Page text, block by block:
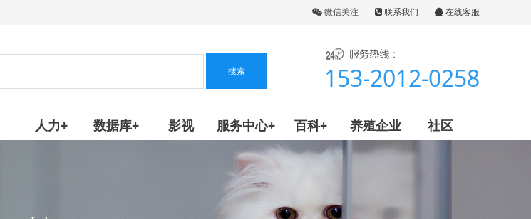
微信关注 联系我们 在线客服
153-2012-0258
人力+ 数据库+ 影视 服务中心+ 百科+ 养殖企业 社区